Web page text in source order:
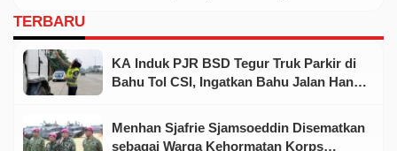
TERBARU
KA Induk PJR BSD Tegur Truk Parkir di
Bahu Tol CSI, Ingatkan Bahu Jalan Hanya
Menhan Sjafrie Sjamsoeddin Disematkan
sebagai Warga Kehormatan Korps